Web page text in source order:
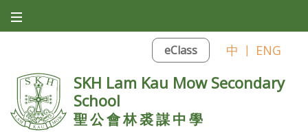
eClass 中 | ENG
SKH Lam Kau Mow Secondary
School
聖公會林裘謀中學